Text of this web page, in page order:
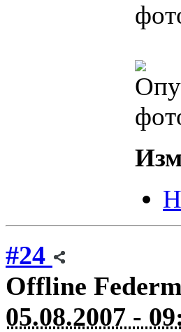
#24
Offline
05.08.2007 -